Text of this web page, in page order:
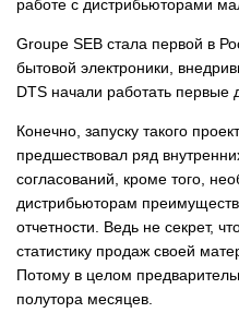
работе с дистрибьюторами
Groupe SЕВ стала первой в
бытовой электроники,
DTS начали работать первые
Конечно, запуску такого
предшествовал ряд
согласований, кроме того,
дистрибьюторам
отчетности. Ведь не секрет,
статистику продаж своей
Потому в целом
полутора месяцев.